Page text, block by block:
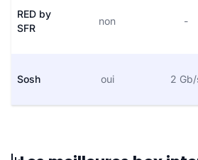
RED by
SFR
non -
Sosh oui 2 Gb/